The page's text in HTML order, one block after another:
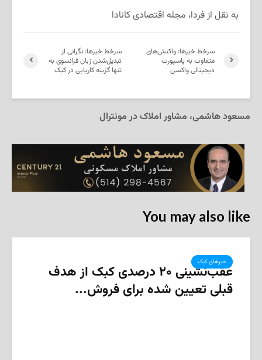
به نقل از فردا، مجله اقتصادی کانادا
سرخط خبرها: نگرانی از
تبدیل‌شدن زبان فرانسوی به
تنها گزینه کاریابی در کبک
سرخط خبرها: واکنش‌های
متفاوت به پاسپورت
دیجیتالی واکسن
مسعود هاشمی، مشاور املاک در مونترال
You may also like
خبرهای کبک
عقب‌نشینی ۲۰ درصدی کبک از هدف
قبلی تعیین شده برای فروش...